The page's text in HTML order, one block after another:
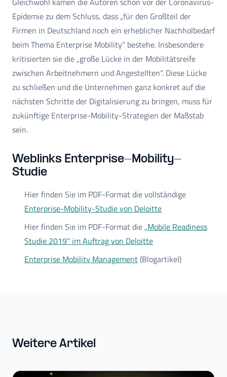
Epidemie zu dem Schluss, dass „für den Großteil der
Firmen in Deutschland noch ein erheblicher Nachholbedarf
beim Thema Enterprise Mobility“ bestehe. Insbesondere
kritisierten sie die „große Lücke in der Mobilitätsreife
zwischen Arbeitnehmern und Angestellten“. Diese Lücke
zu schließen und die Unternehmen ganz konkret auf die
nächsten Schritte der Digitalisierung zu bringen, muss für
zukünftige Enterprise-Mobility-Strategien der Maßstab
sein.
Weblinks Enterprise-Mobility-
Studie
Hier finden Sie im PDF-Format die vollständige
Enterprise-Mobility-Studie von Deloitte
Hier finden Sie im PDF-Format die „Mobile Readiness
Studie 2019“ im Auftrag von Deloitte
Enterprise Mobility Management(Blogartikel)
Weitere Artikel